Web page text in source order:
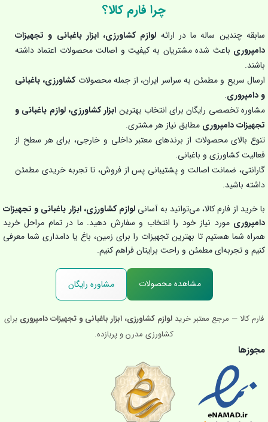
چرا فارم کالا؟
سابقه چندین ساله ما در ارائه لوازم کشاورزی، ابزار باغبانی و تجهیزات
دامپروری باعث شده مشتریان به کیفیت و اصالت محصولات اعتماد داشته
باشند.
ارسال سریع و مطمئن به سراسر ایران، از جمله محصولاتکشاورزی، باغبانی
و دامپروری.
مشاوره تخصصی رایگان برای انتخاب بهترین ابزار کشاورزی، لوازم باغبانی و
تجهیزات دامپروری مطابق نیاز هر مشتری.
تنوع بالای محصولات از برندهای معتبر داخلی و خارجی، برای هر سطح از
فعالیت کشاورزی و باغبانی.
گارانتی، ضمانت اصالت و پشتیبانی پس از فروش، تا تجربه خریدی مطمئن
داشته باشید.
با خرید از فارم کالا، می‌توانید به آسانی لوازم کشاورزی، ابزار باغبانی و تجهیزات
دامپروری مورد نیاز خود را انتخاب و سفارش دهید. ما در تمام مراحل خرید
همراه شما هستیم تا بهترین تجهیزات را برای زمین، باغ یا دامداری شما معرفی
کنیم و تجربه‌ای مطمئن و راحت برایتان فراهم کنیم.
مشاهده محصولات مشاوره رایگان
فارم کالا — مرجع معتبر خرید لوازم کشاورزی، ابزار باغبانی و تجهیزات دامپروری برای
کشاورزی مدرن و پربازده.
مجوزها